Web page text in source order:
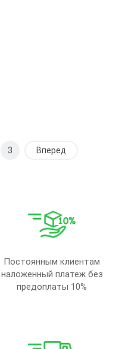
3 Вперед
Постоянным клиентам
наложенный платеж без
предоплаты 10%